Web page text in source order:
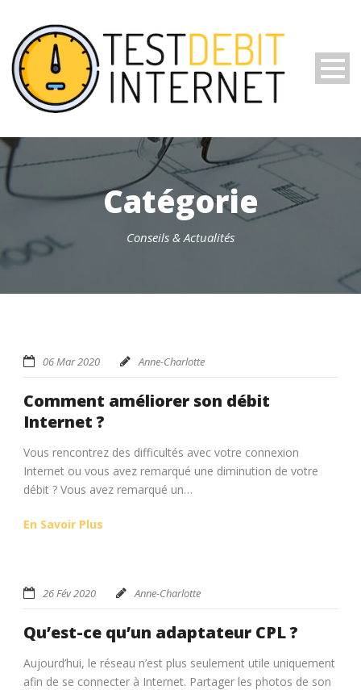
Catégorie
Conseils & Actualités
06 Mar 2020 Anne-Charlotte
Comment améliorer son débit
Internet ?
Vous rencontrez des difficultés avec votre connexion
Internet ou vous avez remarqué une diminution de votre
débit ? Vous avez remarqué un…
En Savoir Plus
26 Fév 2020 Anne-Charlotte
Qu’est-ce qu’un adaptateur CPL ?
Aujourd’hui, le réseau n’est plus seulement utile uniquement
afin de se connecter à Internet. Partager les photos de son